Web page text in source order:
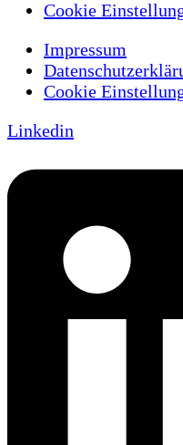
Cookie
Impressum
Cookie
Linkedin